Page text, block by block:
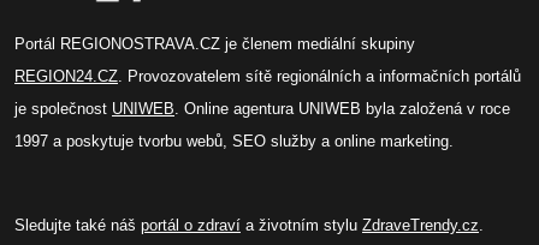
Portál REGIONOSTRAVA.CZ je členem mediální skupiny
REGION24.CZ . Provozovatelem sítě regionálních a informačních portálů
je společnost UNIWEB . Online agentura UNIWEB byla založená v roce
1997 a poskytuje tvorbu webů, SEO služby a online marketing.
Sledujte také náš portál o zdraví a životním stylu ZdraveTrendy.cz